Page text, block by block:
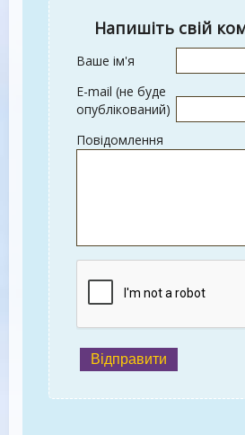
Напишіть свій
Ваше ім'я
E-mail (не буде
опублікований)
Повідомлення
Відправити